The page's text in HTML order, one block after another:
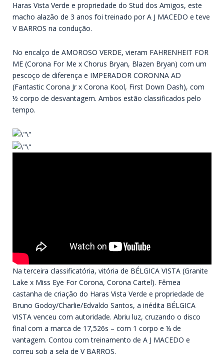
Haras Vista Verde e propriedade do Stud dos Amigos, este
macho alazão de 3 anos foi treinado por A J MACEDO e teve
V BARROS na condução.
No encalço de AMOROSO VERDE, vieram FAHRENHEIT FOR
ME (Corona For Me x Chorus Bryan, Blazen Bryan) com um
pescoço de diferença e IMPERADOR CORONNA AD
(Fantastic Corona Jr x Corona Kool, First Down Dash), com
½ corpo de desvantagem. Ambos estão classificados pelo
tempo.
Na terceira classificatória, vitória de BÉLGICA VISTA (Granite
Lake x Miss Eye For Corona, Corona Cartel). Fêmea
castanha de criação do Haras Vista Verde e propriedade de
Bruno Godoy/Charlie/Edvaldo Santos, a inédita BÉLGICA
VISTA venceu com autoridade. Abriu luz, cruzando o disco
final com a marca de 17,526s – com 1 corpo e ¼ de
vantagem. Contou com treinamento de A J MACEDO e
correu sob a sela de V BARROS.